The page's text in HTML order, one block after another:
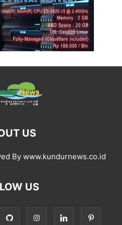
US
By www.kundurnews.co.id
US